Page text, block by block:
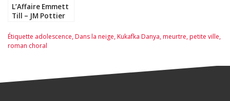
L’Affaire Emmett
Till – JM Pottier
Étiquette adolescence,Dans la neige,Kukafka Danya,meurtre,petite ville,
roman choral